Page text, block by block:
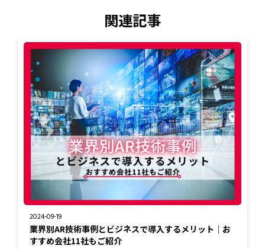
関連記事
2024-09-19
業界別AR技術事例とビジネスで導入するメリット｜お
すすめ会社11社もご紹介